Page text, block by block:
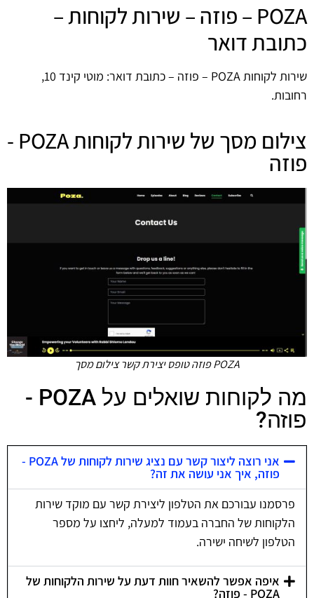
POZA – פוזה – שירות לקוחות –
כתובת דואר
שירות לקוחות POZA – פוזה – כתובת דואר: מוטי קינד 10,
רחובות.
צילום מסך של שירות לקוחות POZA -
פוזה
POZA פוזה טופס יצירת קשר צילום מסך
מה לקוחות שואלים על POZA -
פוזה?
אני רוצה ליצור קשר עם נציג שירות לקוחות של POZA -
פוזה, איך אני עושה את זה?
פרסמנו עבורכם את הטלפון ליצירת קשר עם מוקד שירות
הלקוחות של החברה בעמוד למעלה, ליחצו על מספר
הטלפון לשיחה ישירה.
איפה אפשר להשאיר חוות דעת על שירות הלקוחות של
POZA - פוזה?